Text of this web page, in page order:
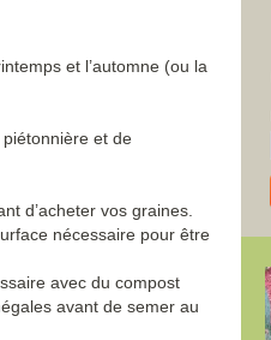
et l’automne (ou la
et de
d’acheter vos graines.
nécessaire pour être
avec du compost
avant de semer au